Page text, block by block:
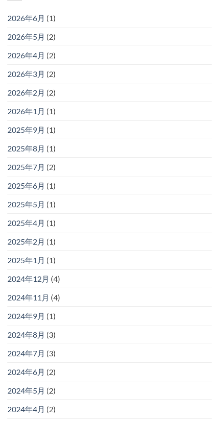
2026年6月 (1)
2026年5月 (2)
2026年4月 (2)
2026年3月 (2)
2026年2月 (2)
2026年1月 (1)
2025年9月 (1)
2025年8月 (1)
2025年7月 (2)
2025年6月 (1)
2025年5月 (1)
2025年4月 (1)
2025年2月 (1)
2025年1月 (1)
2024年12月 (4)
2024年11月 (4)
2024年9月 (1)
2024年8月 (3)
2024年7月 (3)
2024年6月 (2)
2024年5月 (2)
2024年4月 (2)